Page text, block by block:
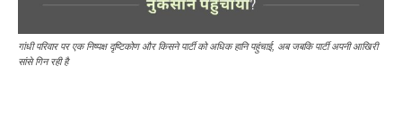
गांधी परिवार पर एक निष्पक्ष दृष्टिकोण और किसने पार्टी को अधिक हानि पहुंचाई, अब जबकि पार्टी अपनी आखिरी
सांसे गिन रही है